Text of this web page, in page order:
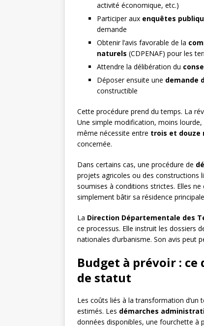
activité économique, etc.)
Participer aux enquêtes
demande
Obtenir l’avis favorable de la
naturels (CDPENAF) pour les
Attendre la délibération du
Déposer ensuite une demande
constructible
Cette procédure prend du temps. La
Une simple modification, moins
même nécessite entre trois et douze
concernée.
Dans certains cas, une procédure de
projets agricoles ou des constructions
soumises à conditions strictes. Elles
simplement bâtir sa résidence
La Direction Départementale des
ce processus. Elle instruit les dossiers
nationales d’urbanisme. Son avis peut
Budget à prévoir :
de statut
Les coûts liés à la transformation
estimés. Les démarches
données disponibles, une fourchette à